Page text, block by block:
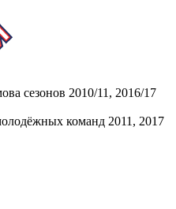
сезонов 2010/11, 2016/17
команд 2011, 2017